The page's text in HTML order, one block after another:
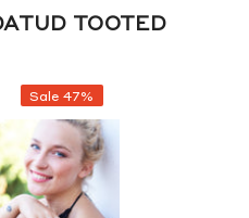
TOOTED
Sale 47%